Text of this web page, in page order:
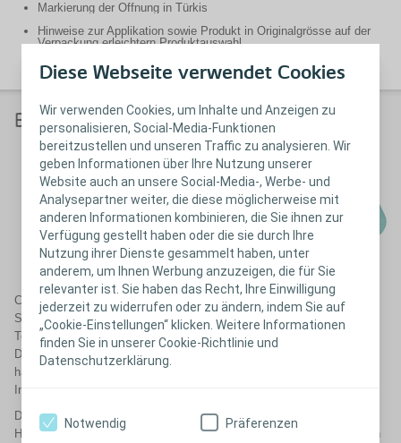
Diese Webseite verwendet Cookies
Wir verwenden Cookies, um Inhalte und Anzeigen zu
personalisieren, Social-Media-Funktionen
bereitzustellen und unseren Traffic zu analysieren. Wir
geben Informationen über Ihre Nutzung unserer
Website auch an unsere Social-Media-, Werbe- und
Analysepartner weiter, die diese möglicherweise mit
anderen Informationen kombinieren, die Sie ihnen zur
Verfügung gestellt haben oder die sie durch Ihre
Nutzung ihrer Dienste gesammelt haben, unter
anderem, um Ihnen Werbung anzuzeigen, die für Sie
relevanter ist. Sie haben das Recht, Ihre Einwilligung
jederzeit zu widerrufen oder zu ändern, indem Sie auf
„Cookie-Einstellungen“ klicken. Weitere Informationen
finden Sie in unserer Cookie-Richtlinie und
Datenschutzerklärung.
Notwendig Präferenzen
Markierung der Öffnung in Türkis
Hinweise zur Applikation sowie Produkt in Originalgrösse auf der
Verpackung erleichtern Produktauswahl
Bewährtes Produktdesign
Comfeel Plus und Comfeel Plus Transparent bieten den Schutz, den
Sie von einem Hydrokolloidverband erwarten. Die 3-teilige Non-Touch-
Technologie gewährleistet eine einfache und aseptische Applikation.
Das bedeutet, dass Sie den Verband anlegen können, ohne die
haftende Seite zu berühren, wodurch das Kontaminations- und
Infektionsrisiko verringert wird.
Das Gitternetz dient zur einfachen Wundgrössenbestimmung und gibt
Hinweise auf den richtigen Wechselzeitpunkt. Die abgeflachten Kanten